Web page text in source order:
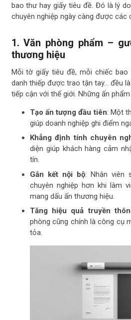
bao thư hay giấy tiêu đề. Đó là lý do
chuyên nghiệp ngày càng được các
1. Văn phòng phẩm –
thương hiệu
Mỗi tờ giấy tiêu đề, mỗi chiếc
danh thiếp được trao tận tay… đều
tiếp cận với thế giới. Những ấn
Tạo ấn tượng đầu tiên: Một
giúp doanh nghiệp ghi điểm
Khẳng định tính chuyên
diện giúp khách hàng cảm
tín.
Gắn kết nội bộ: Nhân viên
chuyên nghiệp hơn khi làm
mang dấu ấn thương hiệu.
Tăng hiệu quả truyền
phòng cũng chính là công cụ
tỏa.